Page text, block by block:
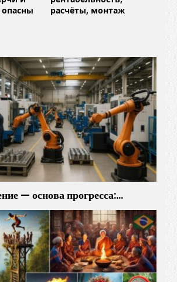
расчёты, монтаж
— основа прогресса:…